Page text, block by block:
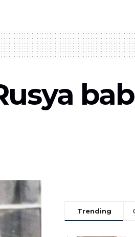
Trending